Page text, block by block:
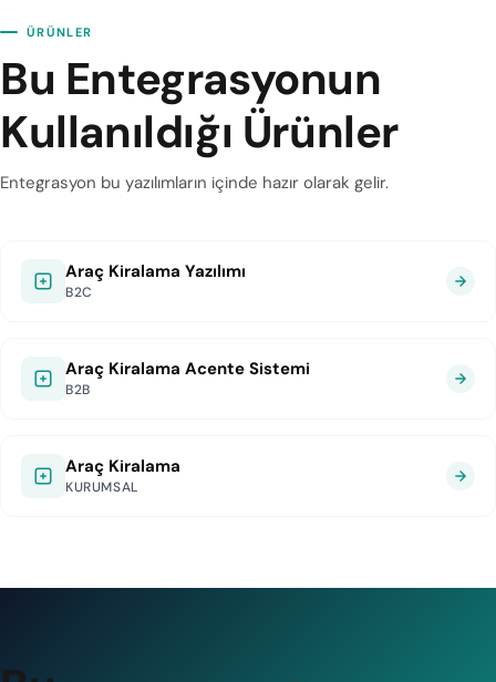
ÜRÜNLER
Bu Entegrasyonun
Kullanıldığı Ürünler
Entegrasyon bu yazılımların içinde hazır olarak gelir.
Araç Kiralama Yazılımı
B2C
Araç Kiralama Acente Sistemi
B2B
Araç Kiralama
KURUMSAL